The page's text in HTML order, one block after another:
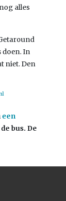
alles
doen. In
niet. Den
een
bus. De